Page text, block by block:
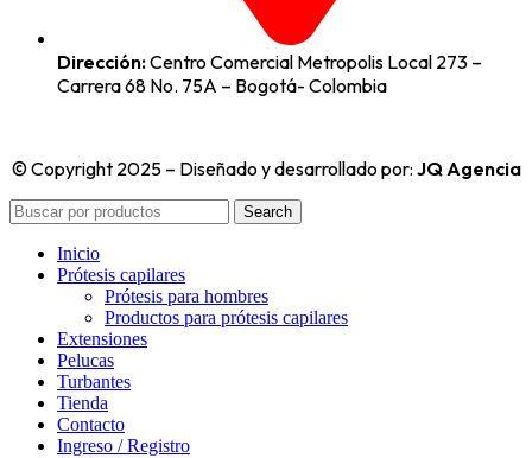
Dirección:Centro Comercial Metropolis Local 273 –
Carrera 68 No. 75A – Bogotá- Colombia
© Copyright 2025 – Diseñado y desarrollado por: JQ Agencia
Search
Inicio
Prótesis capilares
Prótesis para hombres
Productos para prótesis capilares
Extensiones
Pelucas
Turbantes
Tienda
Contacto
Ingreso / Registro